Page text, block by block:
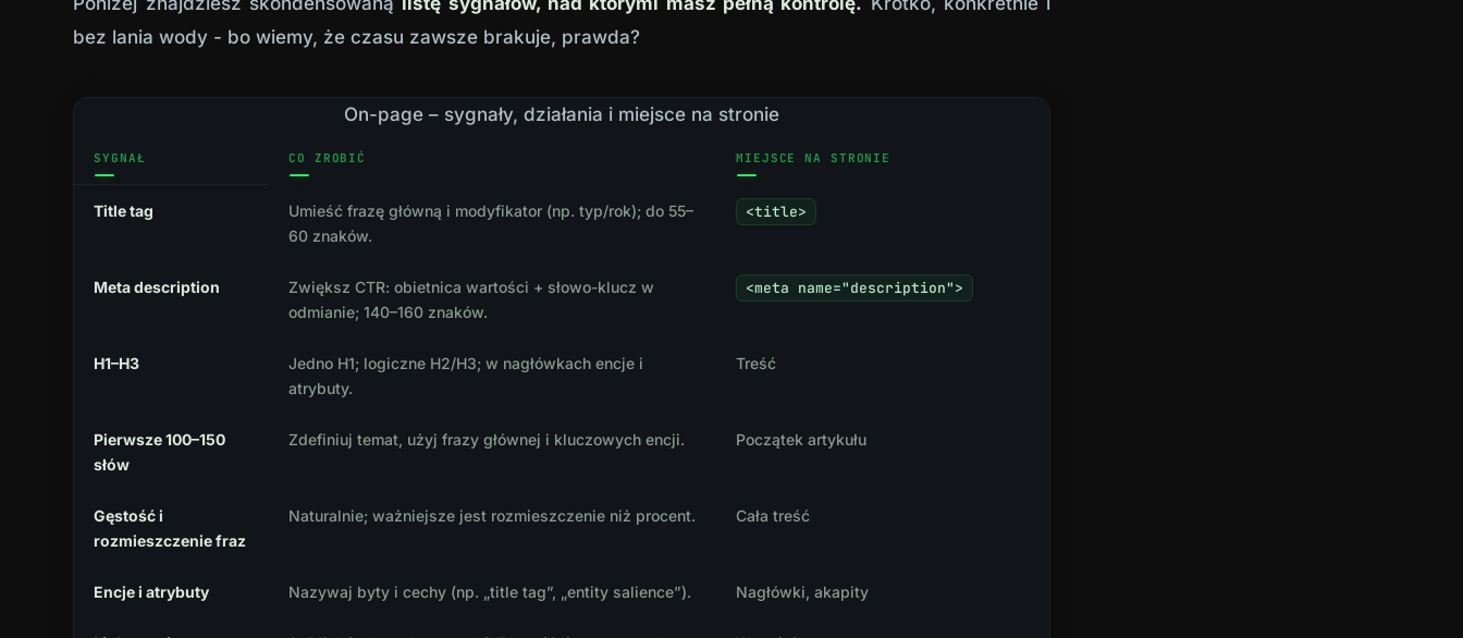
bez lania wody - bo wiemy, że czasu zawsze brakuje, prawda?
On-page – sygnały, działania i miejsce na stronie
SYGNAŁ CO ZROBIĆ MIEJSCE NA STRONIE
Title tag
Umieść frazę główną i modyfikator (np. typ/rok); do 55–
60 znaków.
<title>
Meta description
Zwiększ CTR: obietnica wartości + słowo-klucz w
odmianie; 140–160 znaków.
<meta name="description">
H1–H3
Jedno H1; logiczne H2/H3; w nagłówkach encje i
atrybuty.
Treść
Pierwsze 100–150
słów
Zdefiniuj temat, użyj frazy głównej i kluczowych encji. Początek artykułu
Gęstość i
rozmieszczenie fraz
Naturalnie; ważniejsze jest rozmieszczenie niż procent. Cała treść
Encje i atrybuty Nazywaj byty i cechy (np. „title tag”, „entity salience”). Nagłówki, akapity